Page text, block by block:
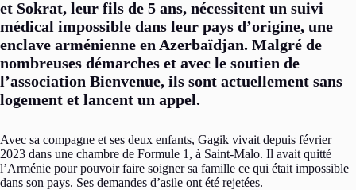
et Sokrat, leur fils de 5 ans, nécessitent un suivi
médical impossible dans leur pays d’origine, une
enclave arménienne en Azerbaïdjan. Malgré de
nombreuses démarches et avec le soutien de
l’association Bienvenue, ils sont actuellement sans
logement et lancent un appel.
Avec sa compagne et ses deux enfants, Gagik vivait depuis février
2023 dans une chambre de Formule 1, à Saint-Malo. Il avait quitté
l’Arménie pour pouvoir faire soigner sa famille ce qui était impossible
dans son pays. Ses demandes d’asile ont été rejetées.